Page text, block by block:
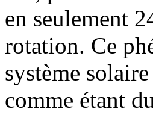
en seulement
rotation. Ce
système
comme étant